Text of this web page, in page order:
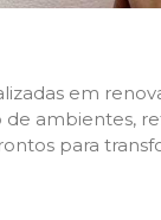
em
ambientes,
para